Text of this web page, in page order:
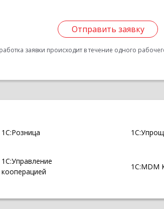
Отправить заявку
заявки происходит в течение одного
1С:Розница
1С:Управление
кооперацией
1С:MDM